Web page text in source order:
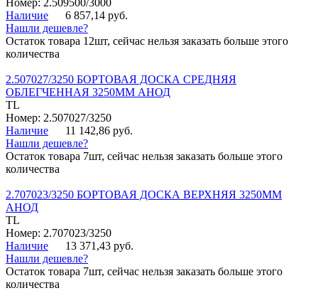
Номер: 2.509500/3000
Наличие
6 857,14 руб.
Нашли дешевле?
Остаток товара 12шт, сейчас нельзя заказать больше этого
количества
2.507027/3250 БОРТОВАЯ ДОСКА СРЕДНЯЯ
ОБЛЕГЧЕННАЯ 3250ММ АНОД
TL
Номер: 2.507027/3250
Наличие
11 142,86 руб.
Нашли дешевле?
Остаток товара 7шт, сейчас нельзя заказать больше этого
количества
2.707023/3250 БОРТОВАЯ ДОСКА ВЕРХНЯЯ 3250ММ
АНОД
TL
Номер: 2.707023/3250
Наличие
13 371,43 руб.
Нашли дешевле?
Остаток товара 7шт, сейчас нельзя заказать больше этого
количества